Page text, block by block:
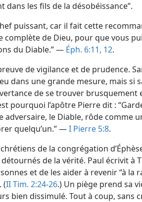
dans les fils de la désobéissance”.
puissant, car il fait cette
complète de Dieu, pour que vous
du Diable.” — Éph. 6:11, 12.
de vigilance et de prudence.
dans une grande mesure, mais si
de se trouver brusquement
pourquoi l’apôtre Pierre dit :
adversaire, le Diable, rôde comme
quelqu’un.” —I Pierre 5:8.
de la congrégation
de la vérité. Paul écrivit à
et de les aider à revenir “à la
(II Tim. 2:24-26.) Un piège prend sa
bien dissimulé. Tout à coup, sans